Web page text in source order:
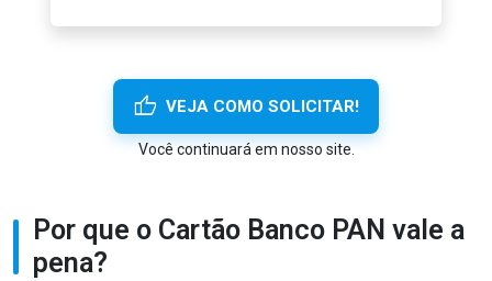
thumb_up VEJA COMO SOLICITAR!
Você continuará em nosso site.
Por que o Cartão Banco PAN vale a
pena?